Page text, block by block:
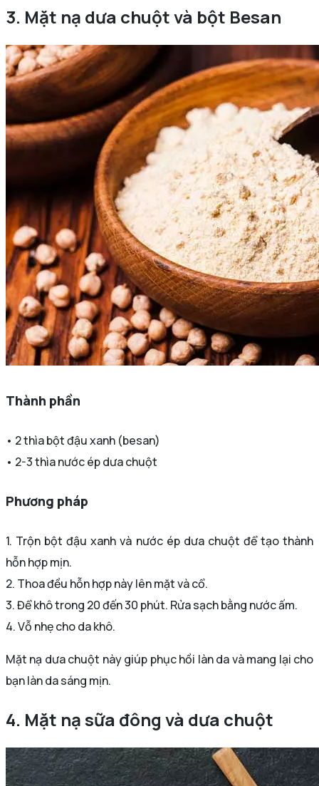
3. Mặt nạ dưa chuột và bột Besan
Thành phần
• 2 thìa bột đậu xanh (besan)
• 2-3 thìa nước ép dưa chuột
Phương pháp
1. Trộn bột đậu xanh và nước ép dưa chuột để tạo thành
hỗn hợp mịn.
2. Thoa đều hỗn hợp này lên mặt và cổ.
3. Để khô trong 20 đến 30 phút. Rửa sạch bằng nước ấm.
4. Vỗ nhẹ cho da khô.
Mặt nạ dưa chuột này giúp phục hồi làn da và mang lại cho
bạn làn da sáng mịn.
4. Mặt nạ sữa đông và dưa chuột